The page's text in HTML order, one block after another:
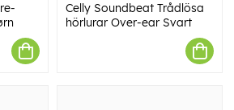
Celly Soundbeat Trådlösa
hörlurar Over-ear Svart